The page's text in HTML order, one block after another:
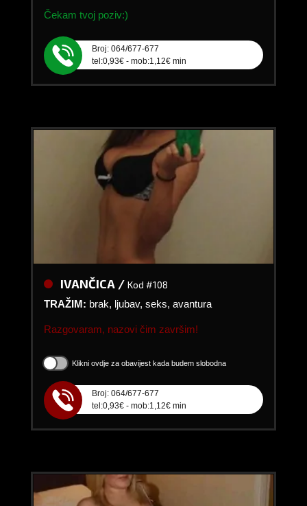
Čekam tvoj poziv:)
Broj: 064/677-677
tel:0,93€ - mob:1,12€ min
IVANČICA / Kod #108
TRAŽIM: brak, ljubav, seks, avantura
Razgovaram, nazovi čim završim!
Klikni ovdje za obavijest kada budem slobodna
Broj: 064/677-677
tel:0,93€ - mob:1,12€ min